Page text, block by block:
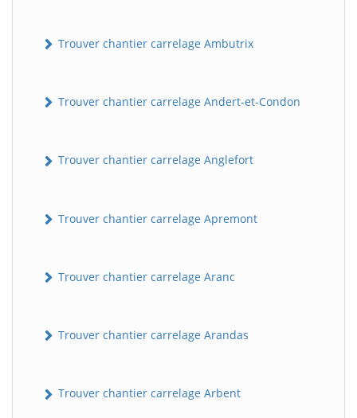
Trouver chantier carrelage Ambutrix
Trouver chantier carrelage Andert-et-Condon
Trouver chantier carrelage Anglefort
Trouver chantier carrelage Apremont
Trouver chantier carrelage Aranc
Trouver chantier carrelage Arandas
Trouver chantier carrelage Arbent